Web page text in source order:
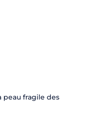
peau fragile des